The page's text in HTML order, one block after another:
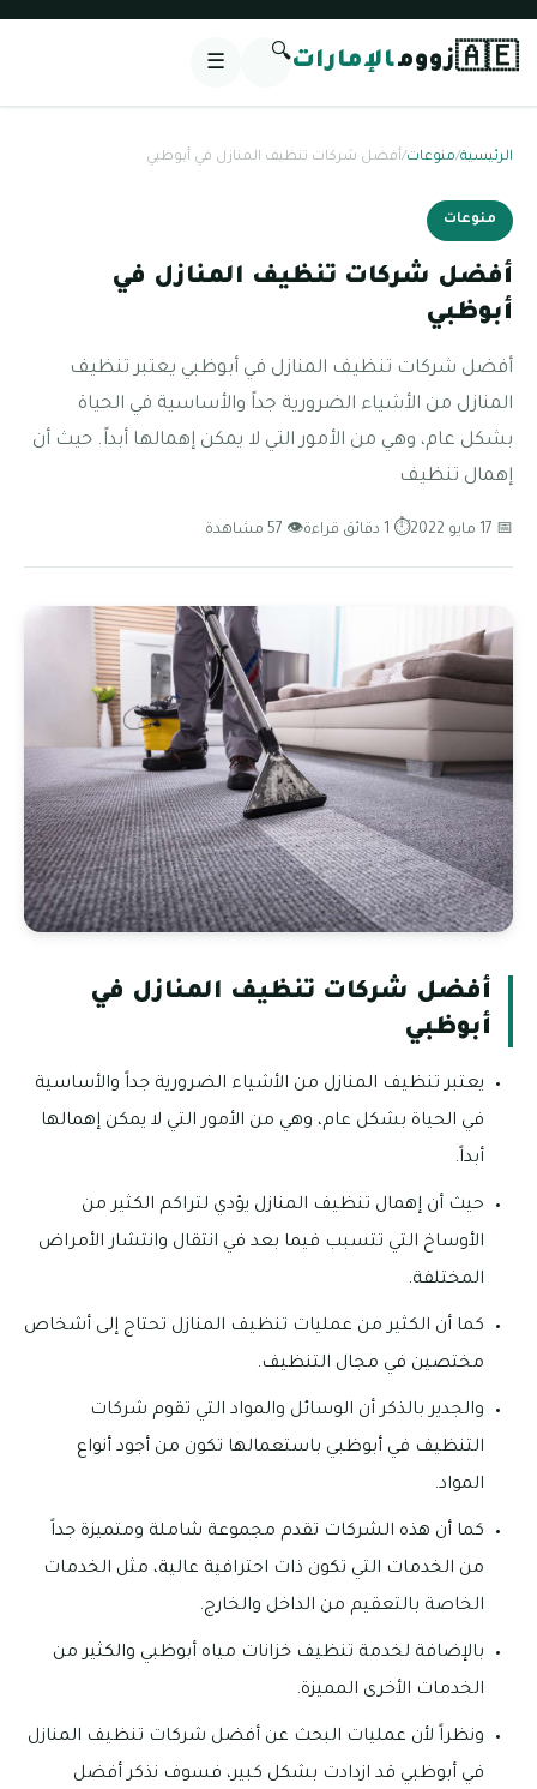
🇦🇪زوومالإمارات🔍
☰
الرئيسية/منوعات/أفضل شركات تنظيف المنازل في أبوظبي
منوعات
أفضل شركات تنظيف المنازل في
أبوظبي
أفضل شركات تنظيف المنازل في أبوظبي يعتبر تنظيف
المنازل من الأشياء الضرورية جداً والأساسية في الحياة
بشكل عام، وهي من الأمور التي لا يمكن إهمالها أبداً. حيث أن
إهمال تنظيف
📅 17 مايو 2022 ⏱ 1 دقائق قراءة 👁 57 مشاهدة
أفضل شركات تنظيف المنازل في
أبوظبي
يعتبر تنظيف المنازل من الأشياء الضرورية جداً والأساسية
في الحياة بشكل عام، وهي من الأمور التي لا يمكن إهمالها
أبداً.
حيث أن إهمال تنظيف المنازل يؤدي لتراكم الكثير من
الأوساخ التي تتسبب فيما بعد في انتقال وانتشار الأمراض
المختلفة.
كما أن الكثير من عمليات تنظيف المنازل تحتاج إلى أشخاص
مختصين في مجال التنظيف.
والجدير بالذكر أن الوسائل والمواد التي تقوم شركات
التنظيف في أبوظبي باستعمالها تكون من أجود أنواع
المواد.
كما أن هذه الشركات تقدم مجموعة شاملة ومتميزة جداً
من الخدمات التي تكون ذات احترافية عالية، مثل الخدمات
الخاصة بالتعقيم من الداخل والخارج.
بالإضافة لخدمة تنظيف خزانات مياه أبوظبي والكثير من
الخدمات الأخرى المميزة.
ونظراً لأن عمليات البحث عن أفضل شركات تنظيف المنازل
في أبوظبي قد ازدادت بشكل كبير، فسوف نذكر أفضل